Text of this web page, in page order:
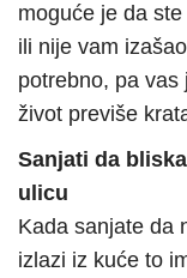
moguće je da
ili nije vam
potrebno, pa
život previše
Sanjati da
ulicu
Kada sanjate da
izlazi iz kuće to